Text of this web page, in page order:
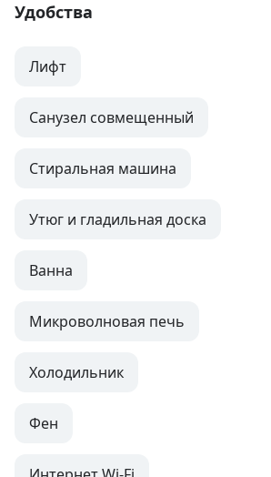
Удобства
Лифт
Санузел совмещенный
Стиральная машина
Утюг и гладильная доска
Ванна
Микроволновая печь
Холодильник
Фен